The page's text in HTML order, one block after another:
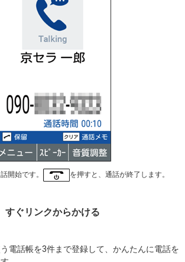
開始です。 を押すと、通話が終了します。
すぐリンクからかける
電話帳を3件まで登録して、かんたんに電話を